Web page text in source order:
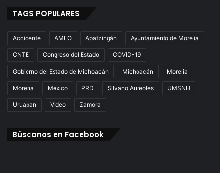
TAGS POPULARES
Accidente AMLO Apatzingán Ayuntamiento de Morelia
CNTE Congreso del Estado COVID-19
Gobierno del Estado de Michoacán Michoacán Morelia
Morena México PRD Silvano Aureoles UMSNH
Uruapan Video Zamora
Búscanos en Facebook